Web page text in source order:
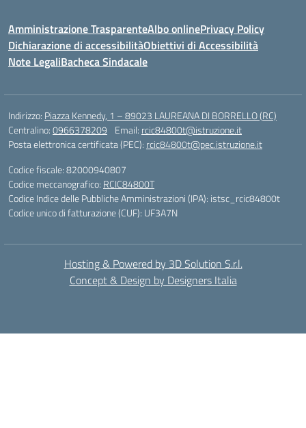
Amministrazione TrasparenteAlbo onlinePrivacy Policy
Dichiarazione di accessibilitàObiettivi di Accessibilità
Note LegaliBacheca Sindacale
Indirizzo: Piazza Kennedy, 1 – 89023 LAUREANA DI BORRELLO (RC)
Centralino:0966378209 Email: rcic84800t@istruzione.it
Posta elettronica certificata (PEC): rcic84800t@pec.istruzione.it
Codice fiscale: 82000940807
Codice meccanografico: RCIC84800T
Codice Indice delle Pubbliche Amministrazioni (IPA): istsc_rcic84800t
Codice unico di fatturazione (CUF): UF3A7N
Hosting & Powered by 3D Solution S.r.l.
Concept & Design by Designers Italia